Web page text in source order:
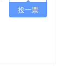
投一票